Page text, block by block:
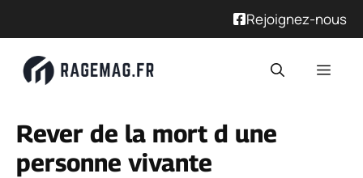
Rejoignez-nous
Rever de la mort d une
personne vivante